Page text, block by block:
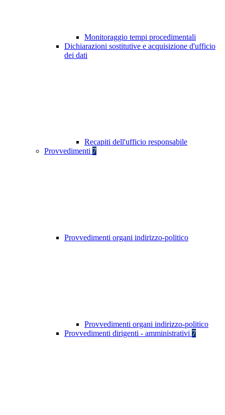
Monitoraggio tempi procedimentali
Dichiarazioni sostitutive e acquisizione d'ufficio
dei dati
Recapiti dell'ufficio responsabile
Provvedimenti 7
Provvedimenti organi indirizzo-politico
Provvedimenti organi indirizzo-politico
Provvedimenti dirigenti - amministrativi 7